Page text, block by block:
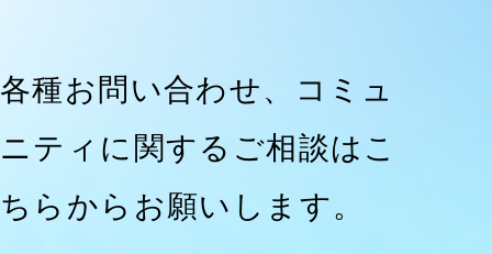
各種お問い合わせ、コミュ
ニティに関するご相談はこ
ちらからお願いします。